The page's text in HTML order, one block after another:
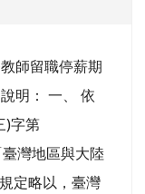
師留職停薪期
明： 一、 依
)字第
灣地區與大陸
定略以，臺灣